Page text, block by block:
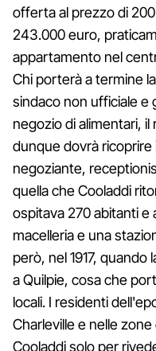
offerta al prezzo di
243.000 euro,
appartamento nel
Chi porterà a termine
sindaco non ufficiale e
negozio di alimentari,
dunque dovrà
negoziante,
quella che Cooladdi
ospitava 270 abitanti e
macelleria e una
però, nel 1917,
a Quilpie, cosa che
locali. I residenti
Charleville e nelle
Cooladdi solo per